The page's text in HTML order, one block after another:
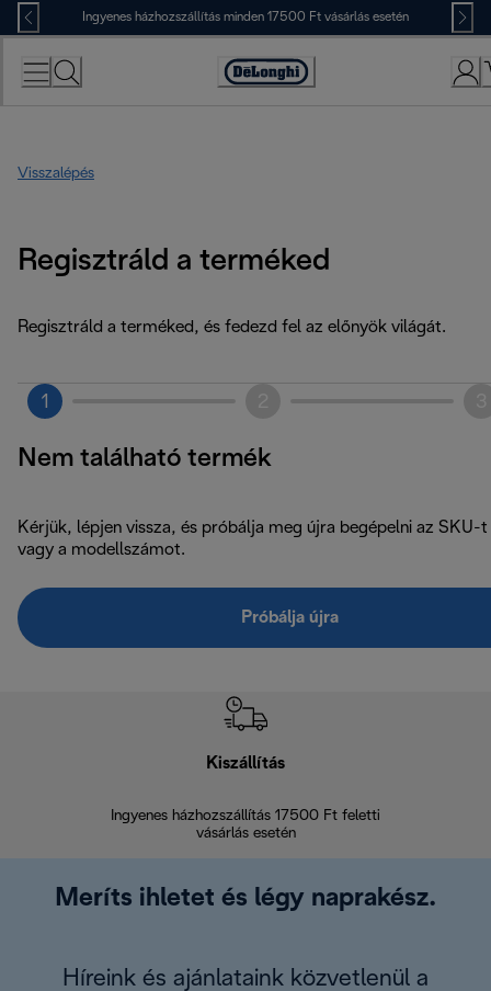
Skip
to
Content
Ingyenes házhozszállítás minden 17500 Ft vásárlás esetén
Accessibility
Visszalépés
Regisztráld a terméked
Regisztráld a terméked, és fedezd fel az előnyök világát.
1
Nem található termék
Kérjük, lépjen vissza, és próbálja meg újra begépelni az SKU-t
vagy a modellszámot.
Próbálja újra
Kiszállítás
Ingyenes házhozszállítás 17500 Ft feletti
vásárlás esetén
Meríts ihletet és légy naprakész.
Híreink és ajánlataink közvetlenül a